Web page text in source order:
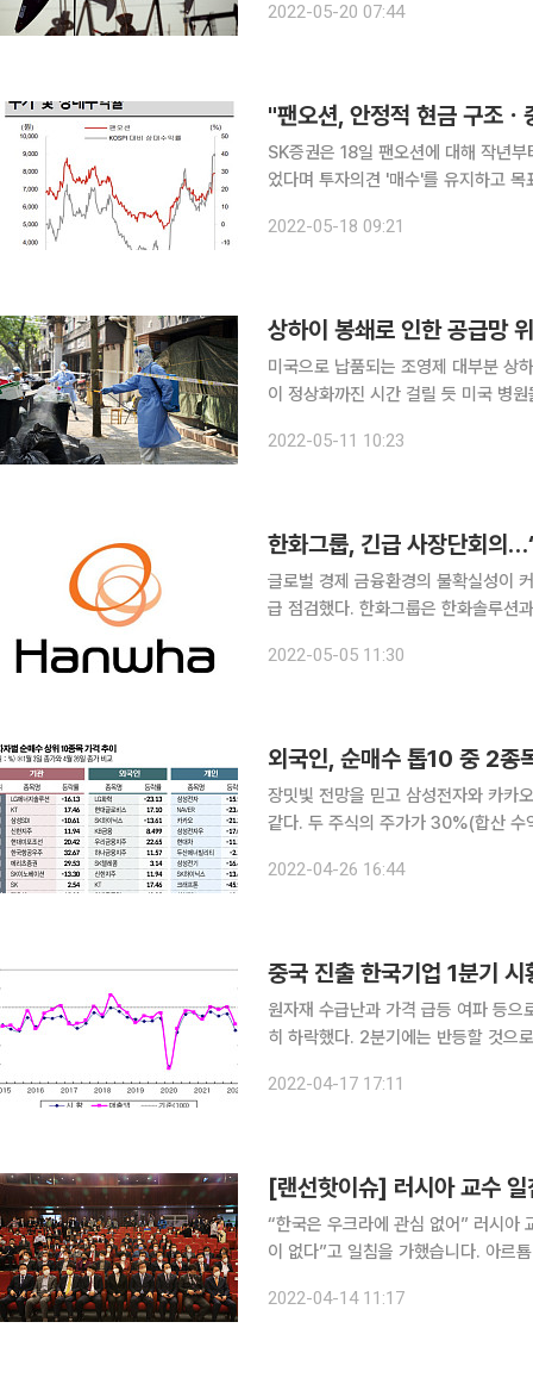
미국 서부 텍사스산 원유(WTI)는 전
2022-05-20 07:44
SK증권은 18일 팬오션에 대해 작년
었다며 투자의견 '매수'를 유지하고
어난 상당히 호실적이었다. 컨테이너
2022-05-18 09:21
상하이 봉쇄로 인한 공급망
미국으로 납품되는 조영제 대부분 상
이 정상화까진 시간 걸릴 듯 미국 병원들이 중국 상하이 봉쇄로 조영제 공급에 어려움을 겪고 있다.
화 단층촬영(CT)에 필요한 요오드화
2022-05-11 10:23
한화그룹, 긴급 사장단회의
글로벌 경제 금융환경의 불확실성이
급 점검했다. 한화그룹은 한화솔루션과 한화에너지, 한화임팩트, 한화토탈에너지스 등 한화그룹 유
밝혔다. 회의에 참여한 사장단은
2022-05-05 11:30
외국인, 순매수 톱10 중 2종
장밋빛 전망을 믿고 삼성전자와 카카
같다. 두 주식의 주가가 30%(합산
2022-04-26 16:44
중국 진출 한국기업 1분기
원자재 수급난과 가격 급등 여파 등
히 하락했다. 2분기에는 반등할 것으
기업 212곳을 대상으로 조사한 경기
2022-04-17 17:11
“한국은 우크라에 관심 없어” 러시아 교수 일침 러시아의 한 교수가 “아시아
이 없다”고 일침을 가했습니다. 아르툠 루킨 러시아 블라디보스토크 극동연방대 국제관계학 교수는
렌스키 우크라이나 대통령의 한국 국
2022-04-14 11:17